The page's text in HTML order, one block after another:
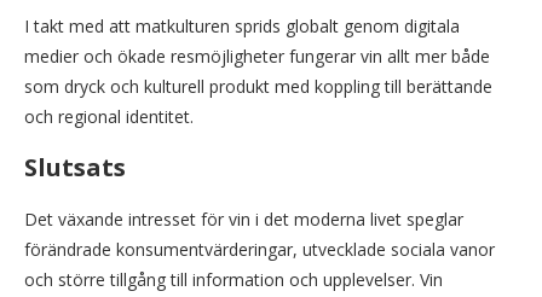
I takt med att matkulturen sprids globalt genom digitala
medier och ökade resmöjligheter fungerar vin allt mer både
som dryck och kulturell produkt med koppling till berättande
och regional identitet.
Slutsats
Det växande intresset för vin i det moderna livet speglar
förändrade konsumentvärderingar, utvecklade sociala vanor
och större tillgång till information och upplevelser. Vin